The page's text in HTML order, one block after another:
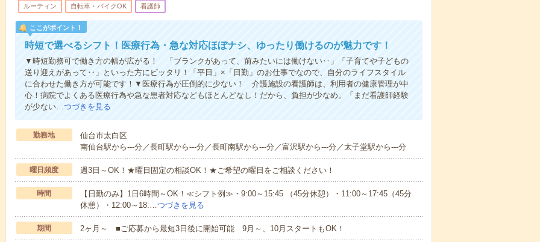
ルーティン 自転車・バイクOK 看護師
ここがポイント！
時短で選べるシフト！医療行為・急な対応ほぼナシ、ゆったり働けるのが魅力です！
▼時短勤務可で働き方の幅が広がる！ 「ブランクがあって、前みたいには働けない‥」「子育てや子どもの
送り迎えがあって‥」といった方にピッタリ！「平日」×「日勤」のお仕事でなので、自分のライフスタイル
に合わせた働き方が可能です！▼医療行為が圧倒的に少ない！ 介護施設の看護師は、利用者の健康管理が中
心！病院でよくある医療行為や急な患者対応などもほとんどなし！だから、負担が少なめ。「まだ看護師経験
が少ない…つづきを見る
勤務地
仙台市太白区
南仙台駅から---分／長町駅から---分／長町南駅から---分／富沢駅から---分／太子堂駅から---分
曜日頻度 週3日～OK！★曜日固定の相談OK！★ご希望の曜日をご相談ください！
時間
【日勤のみ】1日6時間～OK！≪シフト例≫・9:00～15:45 （45分休憩）・11:00～17:45（45分
休憩）・12:00～18:…つづきを見る
期間 2ヶ月～ ■ご応募から最短3日後に開始可能 9月～、10月スタートもOK！